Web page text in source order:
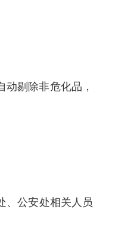
剔除非危化品，
、公安处相关人员